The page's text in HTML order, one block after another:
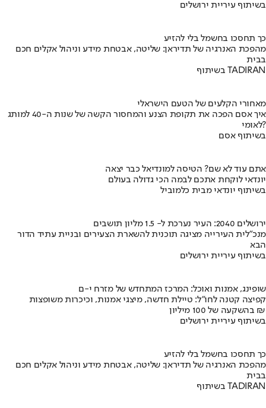
בשיתוף עיריית ירושלים
כך תחסכו בחשמל בלי להזיע
מהפכת האנרגיה של תדיראן: שליטה, אבטחת מידע וניהול אקלים חכם
בבית
בשיתוף TADIRAN
מאחורי הקלעים של הטעם הישראלי
איך אסם הפכה את תקופת הצנע והמחסור הקשה של שנות ה-40 למותג
לאומי?
בשיתוף אסם
אתם עוד לא שם? הטיסה למונדיאל כבר יצאה
יונדאי לוקחת אתכם לבמה הכי גדולה בעולם
בשיתוף יונדאי מבית כלמוביל
ירושלים 2040: העיר נערכת ל- 1.5 מליון תושבים
מנכ"לית העירייה מציגה תוכנית להשארת הצעירים ובניית עתיד הדור
הבא
בשיתוף עיריית ירושלים
שופינג, אמנות ואוכל: המרכז המתחדש של מזרח י-ם
קפיצה קטנה לחו"ל: טיילת חדשה, מיצגי אמנות, וכיכרות משופצות
בהשקעה של 100 מיליון ₪
בשיתוף עיריית ירושלים
כך תחסכו בחשמל בלי להזיע
מהפכת האנרגיה של תדיראן: שליטה, אבטחת מידע וניהול אקלים חכם
בבית
בשיתוף TADIRAN